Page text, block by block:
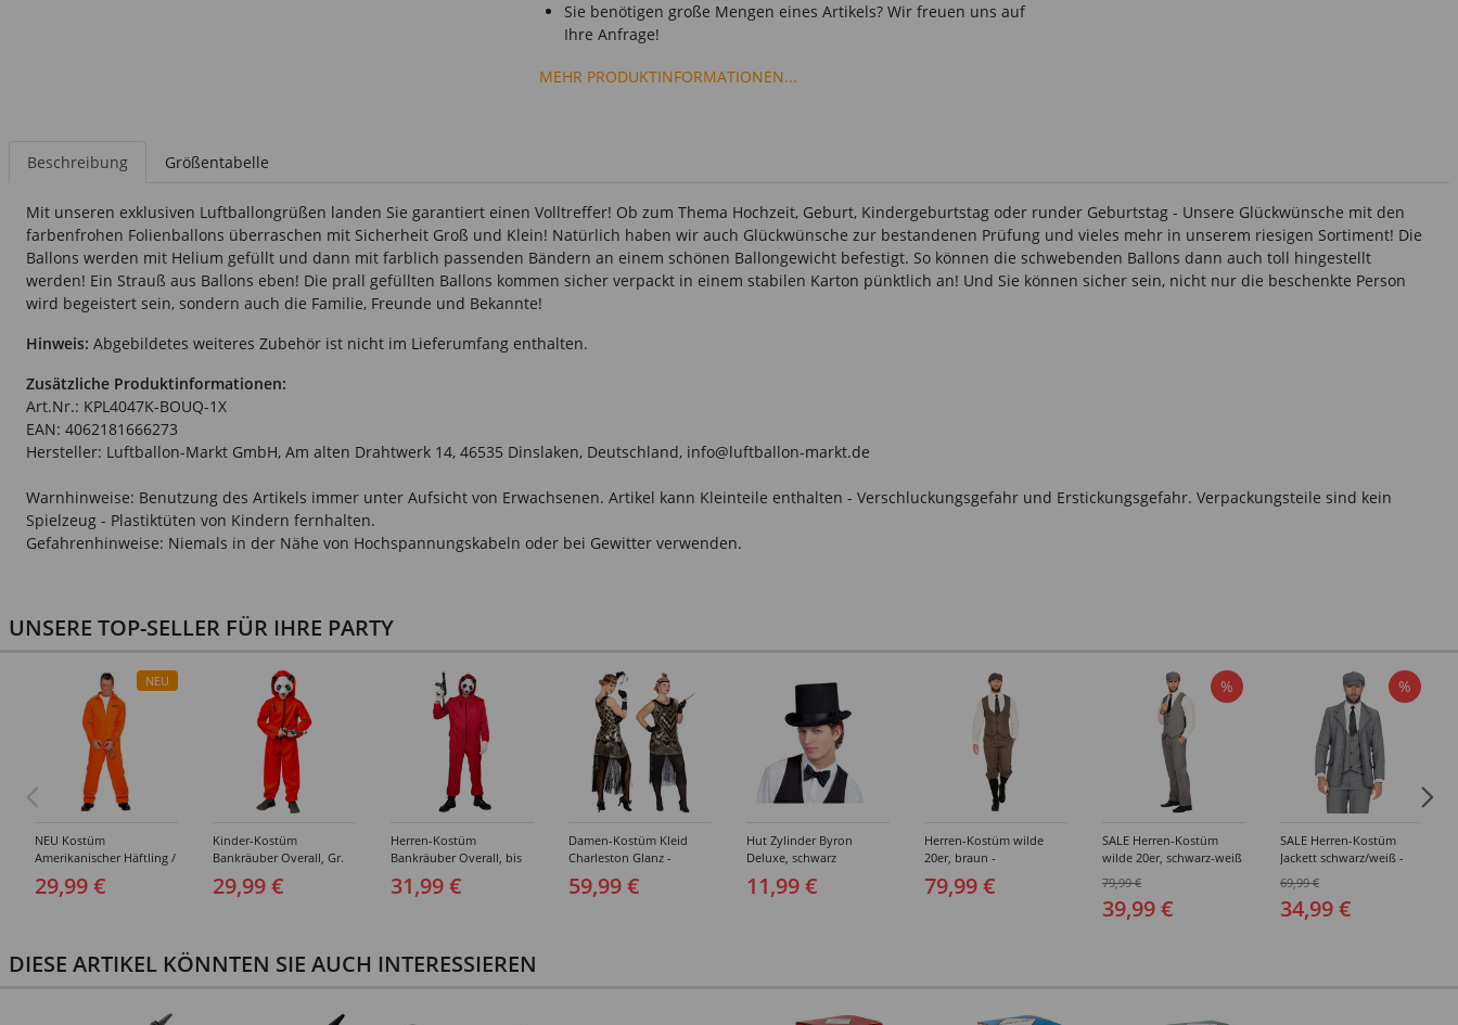
Sie benötigen große Mengen eines Artikels? Wir freuen uns auf
Ihre Anfrage!
MEHR PRODUKTINFORMATIONEN...
Beschreibung Größentabelle
Mit unseren exklusiven Luftballongrüßen landen Sie garantiert einen Volltreffer! Ob zum Thema Hochzeit, Geburt, Kindergeburtstag oder runder Geburtstag - Unsere Glückwünsche mit den
farbenfrohen Folienballons überraschen mit Sicherheit Groß und Klein! Natürlich haben wir auch Glückwünsche zur bestandenen Prüfung und vieles mehr in unserem riesigen Sortiment! Die
Ballons werden mit Helium gefüllt und dann mit farblich passenden Bändern an einem schönen Ballongewicht befestigt. So können die schwebenden Ballons dann auch toll hingestellt
werden! Ein Strauß aus Ballons eben! Die prall gefüllten Ballons kommen sicher verpackt in einem stabilen Karton pünktlich an! Und Sie können sicher sein, nicht nur die beschenkte Person
wird begeistert sein, sondern auch die Familie, Freunde und Bekannte!
Hinweis: Abgebildetes weiteres Zubehör ist nicht im Lieferumfang enthalten.
Zusätzliche Produktinformationen:
Art.Nr.: KPL4047K-BOUQ-1X
EAN: 4062181666273
Hersteller: Luftballon-Markt GmbH, Am alten Drahtwerk 14, 46535 Dinslaken, Deutschland, info@luftballon-markt.de
Warnhinweise: Benutzung des Artikels immer unter Aufsicht von Erwachsenen. Artikel kann Kleinteile enthalten - Verschluckungsgefahr und Erstickungsgefahr. Verpackungsteile sind kein
Spielzeug - Plastiktüten von Kindern fernhalten.
Gefahrenhinweise: Niemals in der Nähe von Hochspannungskabeln oder bei Gewitter verwenden.
UNSERE TOP-SELLER FÜR IHRE PARTY
NEU
NEU Kostüm
Amerikanischer Häftling /
- verschiedene Größen
29,99 €
Kinder-Kostüm
Bankräuber Overall, Gr.
29,99 €
Herren-Kostüm
Bankräuber Overall, bis
31,99 €
Damen-Kostüm Kleid
Charleston Glanz -
XXL)
59,99 €
Hut Zylinder Byron
Deluxe, schwarz
11,99 €
Herren-Kostüm wilde
20er, braun -
(46-64)
79,99 €
%
SALE Herren-Kostüm
wilde 20er, schwarz-weiß
(48-64)
79,99 €
39,99 €
%
SALE Herren-Kostüm
Jackett schwarz/weiß -
(48-64)
69,99 €
34,99 €
DIESE ARTIKEL KÖNNTEN SIE AUCH INTERESSIEREN